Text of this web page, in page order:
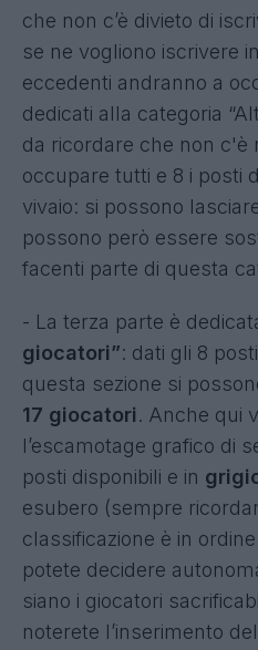
che non c’è divieto di
se ne vogliono iscrivere
eccedenti andranno a
dedicati alla categoria
da ricordare che non c'è
occupare tutti e 8 i posti
vivaio: si possono
possono però essere
facenti parte di questa
- La terza parte è
giocatori”: dati gli 8
questa sezione si
17 giocatori. Anche qui
l’escamotage grafico di
posti disponibili e in
esubero (sempre
classificazione è in
potete decidere
siano i giocatori
noterete l’inserimento